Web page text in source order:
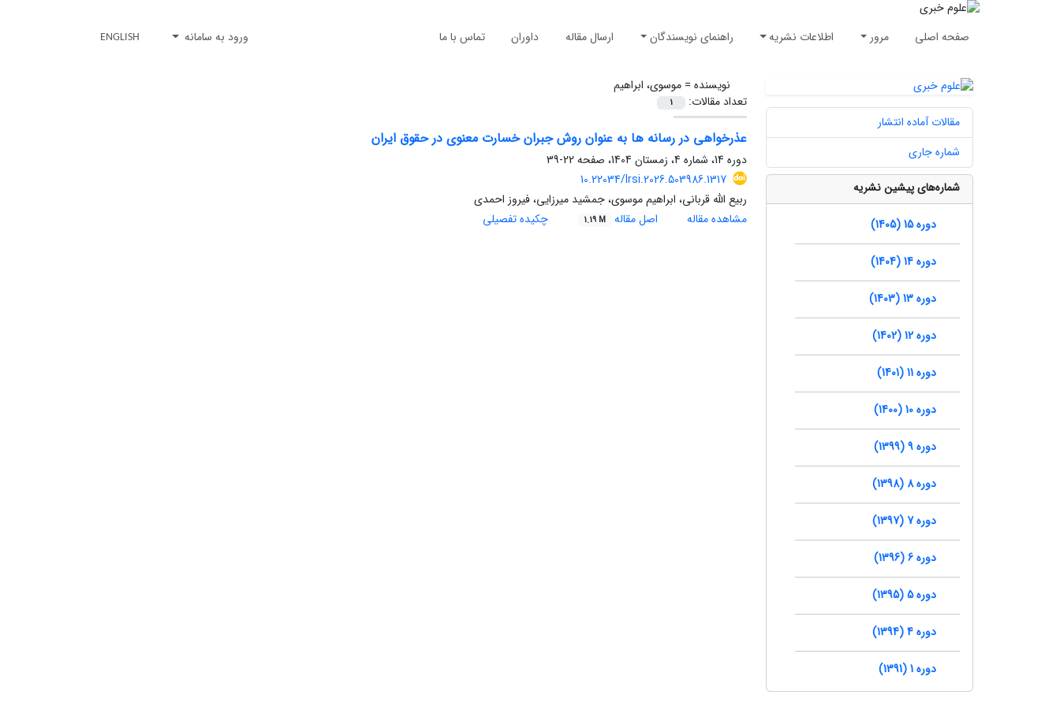
صفحه اصلی مرور اطلاعات نشریه راهنمای نویسندگان ارسال مقاله داوران تماس با ما ورود به سامانه ENGLISH
نویسنده =موسوی، ابراهیم
تعداد مقالات:
1
عذرخواهی در رسانه ها به عنوان روش جبران خسارت معنوی در حقوق ایران
دوره 14، شماره 4، زمستان 1404، صفحه
22-39
10.22034/lrsi.2026.503986.1317
ربیع الله قربانی، ابراهیم موسوی، جمشید میرزایی، فیروز احمدی
مشاهده مقاله
اصل مقاله 1.19 M چکیده تفصیلی
مقالات آماده انتشار
شماره جاری
شماره‌های پیشین نشریه
دوره 15 (1405)
دوره 14 (1404)
دوره 13 (1403)
دوره 12 (1402)
دوره 11 (1401)
دوره 10 (1400)
دوره 9 (1399)
دوره 8 (1398)
دوره 7 (1397)
دوره 6 (1396)
دوره 5 (1395)
دوره 4 (1394)
دوره 1 (1391)